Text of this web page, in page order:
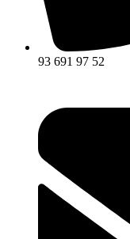
93 691 97 52